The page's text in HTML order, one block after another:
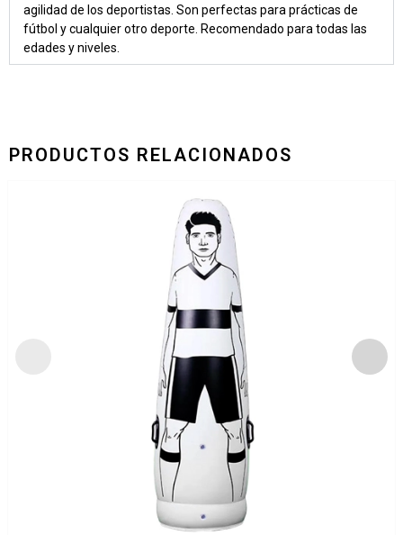
agilidad de los deportistas. Son perfectas para prácticas de
fútbol y cualquier otro deporte. Recomendado para todas las
edades y niveles.
PRODUCTOS RELACIONADOS